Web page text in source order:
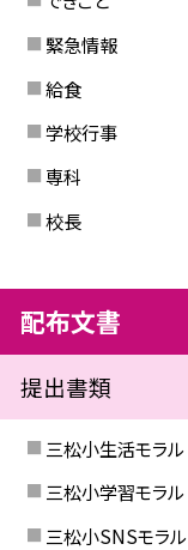
緊急情報
給食
学校行事
専科
校長
配布文書
提出書類
三松小生活モラル
三松小学習モラル
三松小SNSモラル